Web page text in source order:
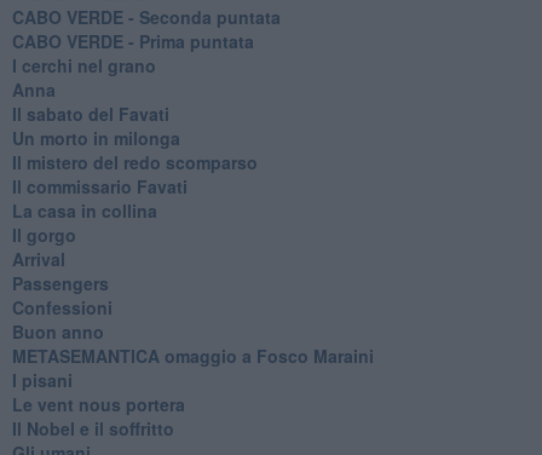
CABO VERDE - Seconda puntata
CABO VERDE - Prima puntata
I cerchi nel grano
Anna
Il sabato del Favati
Un morto in milonga
Il mistero del redo scomparso
Il commissario Favati
La casa in collina
Il gorgo
Arrival
Passengers
Confessioni
Buon anno
METASEMANTICA omaggio a Fosco Maraini
I pisani
Le vent nous portera
Il Nobel e il soffritto